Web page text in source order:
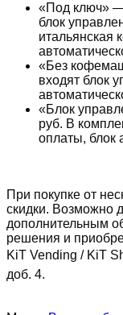
«Под ключ» —
блок
итальянская
«Без
входят блок
«Блок
руб. В
оплаты, блок
При покупке от
скидки. Возможно
дополнительным
решения и
KiT Vending / KiT
доб. 4.